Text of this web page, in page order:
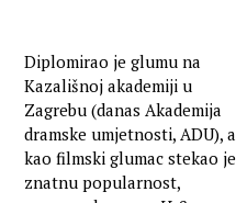
Diplomirao je glumu na
Kazališnoj akademiji u
Zagrebu (danas Akademija
dramske umjetnosti, ADU), a
kao filmski glumac stekao je
znatnu popularnost,